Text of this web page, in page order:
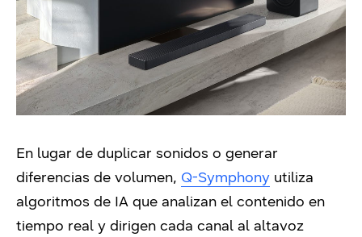
En lugar de duplicar sonidos o generar
diferencias de volumen, Q-Symphony utiliza
algoritmos de IA que analizan el contenido en
tiempo real y dirigen cada canal al altavoz